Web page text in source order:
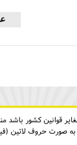
قوانین کشور باشد
صورت حروف لاتین